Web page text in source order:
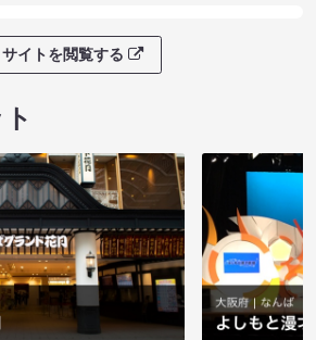
サイトを閲覧する